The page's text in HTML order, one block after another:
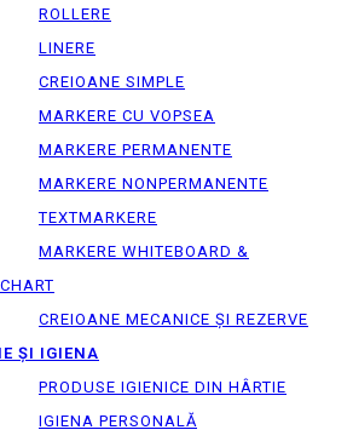
ROLLERE
LINERE
CREIOANE SIMPLE
MARKERE CU VOPSEA
MARKERE PERMANENTE
MARKERE NONPERMANENTE
TEXTMARKERE
MARKERE WHITEBOARD &
CREIOANE MECANICE ȘI REZERVE
ȘI IGIENA
PRODUSE IGIENICE DIN HÂRTIE
IGIENA PERSONALĂ